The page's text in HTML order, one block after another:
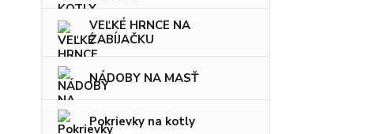
VEĽKÉ HRNCE NA
ZABÍJAČKU
NÁDOBY NA MASŤ
Pokrievky na kotly